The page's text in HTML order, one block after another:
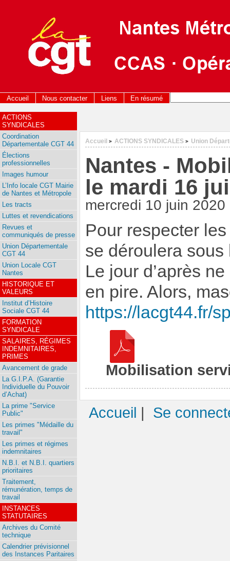
Accueil Nous contacter Liens En résumé
Accueil > ACTIONS SYNDICALES > Union
Nantes -
le mardi 16
mercredi 10 juin 2020
Pour respecter
se déroulera sous
Le jour d’après
en pire. Alors,
https://lacgt44.fr/
Mobilisation
ACTIONS
SYNDICALES
Coordination
Départementale CGT 44
Élections
professionnelles
Images humour
L’Info locale CGT Mairie
de Nantes et Métropole
Les tracts
Luttes et revendications
Revues et
communiqués de presse
Union Départementale
CGT 44
Union Locale CGT
Nantes
HISTORIQUE ET
VALEURS
Institut d’Histoire
Sociale CGT 44
FORMATION
SYNDICALE
SALAIRES, RÉGIMES
INDEMNITAIRES,
PRIMES
Avancement de grade
La G.I.P.A. (Garantie
Individuelle du Pouvoir
d’Achat)
La prime "Service
Public"
Les primes "Médaille du
travail"
Les primes et régimes
indemnitaires
N.B.I. et N.B.I. quartiers
prioritaires
Traitement,
rémunération, temps de
travail
INSTANCES
STATUTAIRES
Archives du Comité
technique
Calendrier prévisionnel
des Instances Paritaires
Accueil Se